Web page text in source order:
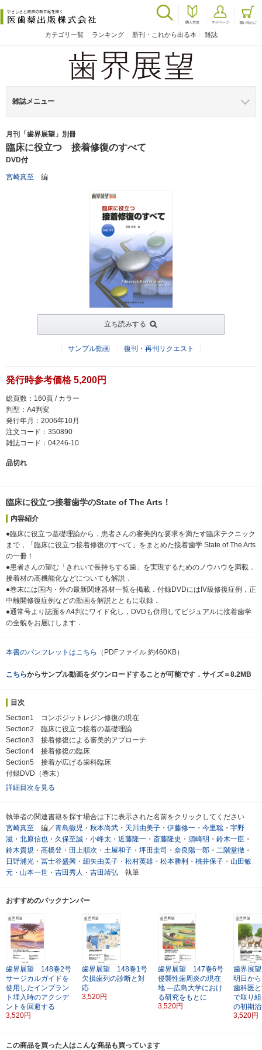
カテゴリ一覧 ランキング 新刊・これから出る本 雑誌
雑誌メニュー
月刊「歯界展望」別冊
臨床に役立つ 接着修復のすべて
DVD付
宮崎真至 編
立ち読みする
サンプル動画 復刊・再刊リクエスト
発行時参考価格 5,200円
総頁数：160頁 / カラー
判型：A4判変
発行年月：2006年10月
注文コード：350890
雑誌コード：04246-10
品切れ
臨床に役立つ接着歯学のState of The Arts！
内容紹介
●臨床に役立つ基礎理論から，患者さんの審美的な要求を満たす臨床テクニック
まで，「臨床に役立つ接着修復のすべて」をまとめた接着歯学 State of The Arts
の一冊！
●患者さんの望む「きれいで長持ちする歯」を実現するためのノウハウを満載．
接着材の高機能化などについても解説．
●巻末には国内・外の最新関連器材一覧を掲載．付録DVDにはIV級修復症例，正
中離開修復症例などの動画を解説とともに収録．
●通常号より誌面をA4判にワイド化し，DVDも併用してビジュアルに接着歯学
の全貌をお届けします．
本書のパンフレットはこちら （PDFファイル 約460KB）
こちらからサンプル動画をダウンロードすることが可能です．サイズ＝8.2MB
目次
Section1 コンポジットレジン修復の現在
Section2 臨床に役立つ接着の基礎理論
Section3 接着修復による審美的アプローチ
Section4 接着修復の臨床
Section5 接着が広げる歯科臨床
付録DVD（巻末）
詳細目次を見る
執筆者の関連書籍を探す場合は下に表示された名前をクリックしてください
宮崎真至 編／青島徹児 ・ 秋本尚武 ・ 天川由美子 ・ 伊藤修一 ・ 今里聡 ・ 宇野
滋 ・ 北原信也 ・ 久保至誠 ・ 小峰太 ・ 近藤隆一 ・ 斎藤隆史 ・ 須崎明 ・ 鈴木一臣 ・
鈴木貴規 ・ 高橋登 ・ 田上順次 ・ 土屋和子 ・ 坪田圭司 ・ 奈良陽一郎 ・ 二階堂徹 ・
日野浦光 ・ 冨士谷盛興 ・ 細矢由美子 ・ 松村英雄 ・ 松本勝利 ・ 桃井保子 ・ 山田敏
元 ・ 山本一世 ・ 吉田秀人 ・ 吉田靖弘 執筆
おすすめのバックナンバー
歯界展望 148巻2号
サージカルガイドを
使用したインプラン
ト埋入時のアクシデ
ントを回避する
3,520円
歯界展望 148巻1号
欠損歯列の診断と対
応
3,520円
歯界展望 147巻6号
侵襲性歯周炎の現在
地 ―広島大学におけ
る研究をもとに
3,520円
歯界展
明日か
歯科医
で取り
の初期
3,520円
この商品を買った人はこんな商品も買っています